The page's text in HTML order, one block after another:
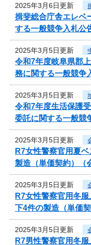
2025年3月6日更新
揖斐総合庁舎エレベ
する一般競争入札公
2025年3月5日更新
令和7年度岐阜県郡
務に関する一般競争
2025年3月5日更新
令和7年度生活保護
委託に関する一般競
2025年3月5日更新
R7女性警察官用夏
製造（単価契約）（
2025年3月5日更新
R7女性警察官用冬
下4件の製造（単価
2025年3月5日更新
R7男性警察官用冬